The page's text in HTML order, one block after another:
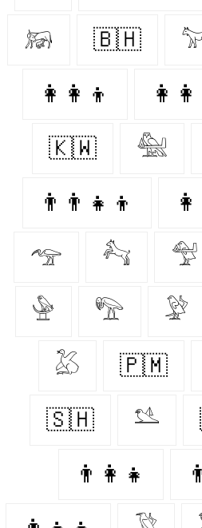
𓃖 🇧🇭
👩‍👩‍👦
🇰🇼 𓅕
👨‍👨‍👧‍👦
𓅠 𓃚 𓅵
𓅈 𓅟 𓅶
𓅷 🇵🇲
🇸🇭 𓅎
👨‍👩‍👧